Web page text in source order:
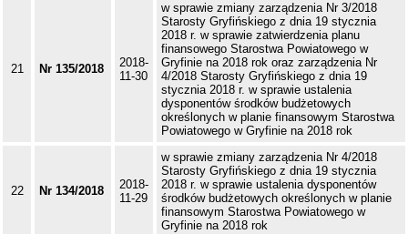
21 Nr 135/2018
2018-
11-30
w sprawie zmiany zarządzenia Nr 3/2018
Starosty Gryfińskiego z dnia 19 stycznia
2018 r. w sprawie zatwierdzenia planu
finansowego Starostwa Powiatowego w
Gryfinie na 2018 rok oraz zarządzenia Nr
4/2018 Starosty Gryfińskiego z dnia 19
stycznia 2018 r. w sprawie ustalenia
dysponentów środków budżetowych
określonych w planie finansowym Starostwa
Powiatowego w Gryfinie na 2018 rok
22 Nr 134/2018
2018-
11-29
w sprawie zmiany zarządzenia Nr 4/2018
Starosty Gryfińskiego z dnia 19 stycznia
2018 r. w sprawie ustalenia dysponentów
środków budżetowych określonych w planie
finansowym Starostwa Powiatowego w
Gryfinie na 2018 rok